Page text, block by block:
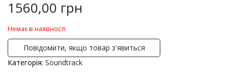
1560,00 грн
Немає в наявності
Повідомити, якщо товар з'явиться
Категорія: Soundtrack